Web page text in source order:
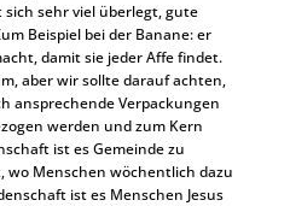
sehr viel überlegt, gute
Beispiel bei der Banane: er
damit sie jeder Affe findet.
aber wir sollte darauf achten,
ansprechende Verpackungen
werden und zum Kern
ist es Gemeinde zu
Menschen wöchentlich dazu
ist es Menschen Jesus